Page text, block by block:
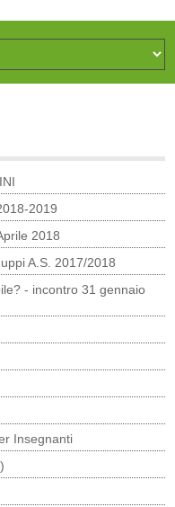
2019
2018
A.S. 2017/2018
- incontro 31 gennaio
Insegnanti